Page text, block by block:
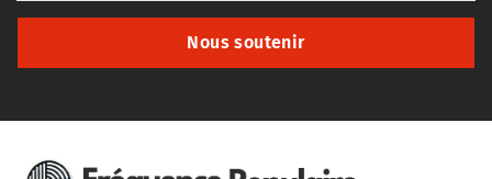
Nous soutenir